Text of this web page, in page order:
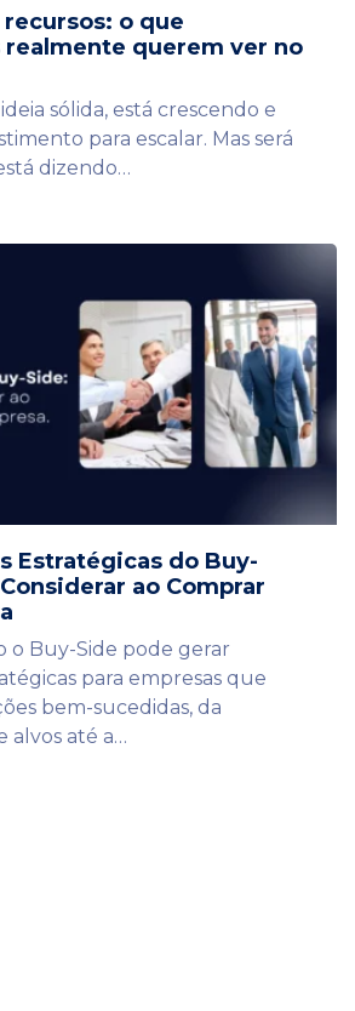
o que
querem ver no
sólida, está crescendo e
para escalar. Mas será
dizendo…
Estratégicas do Buy-
ao Comprar
o Buy-Side pode gerar
para empresas que
bem-sucedidas, da
alvos até a…